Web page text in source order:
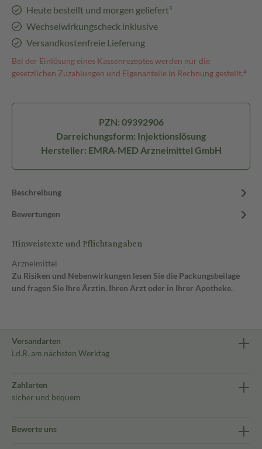
Heute bestellt und morgen geliefert³
Wechselwirkungscheck inklusive
Versandkostenfreie Lieferung
Bei der Einlösung eines Kassenrezeptes werden nur die
gesetzlichen Zuzahlungen und Eigenanteile in Rechnung gestellt.⁴
PZN: 09392906
Darreichungsform: Injektionslösung
Hersteller: EMRA-MED Arzneimittel GmbH
Beschreibung
Bewertungen
Hinweistexte und Pflichtangaben
Arzneimittel
Zu Risiken und Nebenwirkungen lesen Sie die Packungsbeilage
und fragen Sie Ihre Ärztin, Ihren Arzt oder in Ihrer Apotheke.
Versandarten
i.d.R. am nächsten Werktag
Zahlarten
sicher und bequem
Bewerte uns